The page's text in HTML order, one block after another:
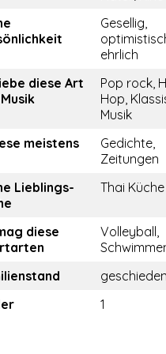
Gesellig,
ehrlich
diese Art
Pop rock,
Hop,
Musik
meistens
Gedichte,
Zeitungen
Lieblings-
Thai Küche
diese
Volleyball,
geschieden
1